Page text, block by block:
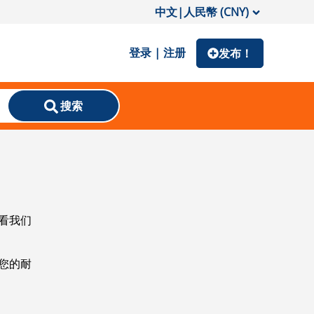
中文| 人民幣 (CNY)
登录 | 注册 发布！
搜索
我们
的耐